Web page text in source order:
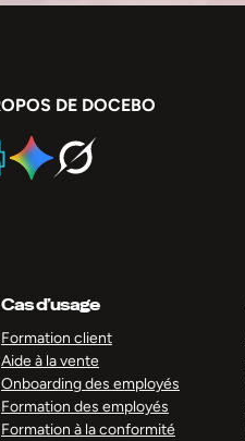
DE DOCEBO
Cas d’usage
Formation client
Aide à la vente
Onboarding des employés
Formation des employés
Formation à la conformité